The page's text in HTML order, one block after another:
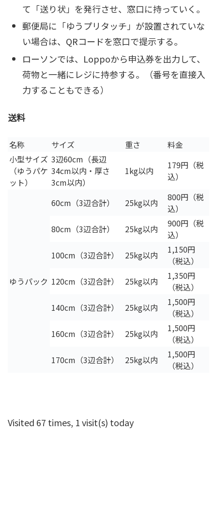
て「送り状」を発行させ、窓口に持っていく。
郵便局に「ゆうプリタッチ」が設置されていな
い場合は、QRコードを窓口で提示する。
ローソンでは、Loppoから申込券を出力して、
荷物と一緒にレジに持参する。（番号を直接入
力することもできる）
送料
名称 サイズ 重さ
料金
小型サイズ
（ゆうパケ
ット）
3辺60cm（長辺
34cm以内・厚さ
3cm以内）
1kg以内
179円（税
込）
ゆうパック
60cm（3辺合計） 25kg以内
800円（税
込）
80cm（3辺合計）
25kg以内
900円（税
込）
100cm（3辺合計）
25kg以内
1,150円
（税込）
120cm（3辺合計）
25kg以内
1,350円
（税込）
140cm（3辺合計）
25kg以内
1,500円
（税込）
160cm（3辺合計）
25kg以内
1,500円
（税込）
170cm（3辺合計）
25kg以内
1,500円
（税込）
Visited 67 times, 1 visit(s) today